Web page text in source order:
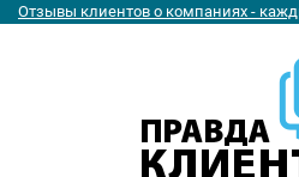
Отзывы клиентов о компаниях -